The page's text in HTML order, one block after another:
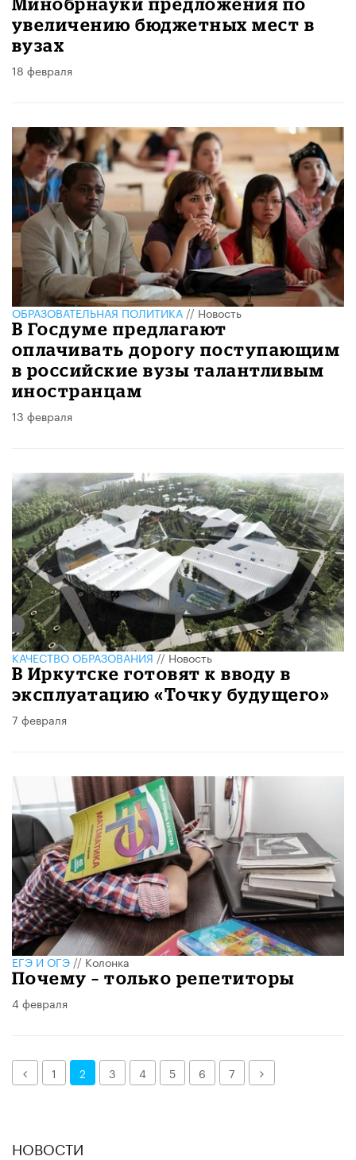
увеличению бюджетных мест в
вузах
18 февраля
ОБРАЗОВАТЕЛЬНАЯ ПОЛИТИКА//Новость
В Госдуме предлагают
оплачивать дорогу поступающим
в российские вузы талантливым
иностранцам
13 февраля
КАЧЕСТВО ОБРАЗОВАНИЯ//Новость
В Иркутске готовят к вводу в
эксплуатацию «Точку будущего»
7 февраля
ЕГЭ И ОГЭ//Колонка
Почему – только репетиторы
4 февраля
Назад1 2 3 4 5 6 7 Далее
НОВОСТИ